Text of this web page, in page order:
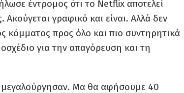
έντρομος ότι το Netflix αποτελεί
γραφικό και είναι. Αλλά δεν
κόμματος προς όλο και πιο συντηρητικά
για την απαγόρευση και τη
μεγαλούργησαν. Μα θα αφήσουμε 40